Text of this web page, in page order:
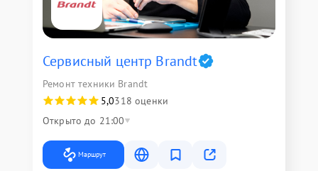
Сервисный центр Brandt
Ремонт техники Brandt
5,0318 оценки
Открыто до 21:00
Маршрут